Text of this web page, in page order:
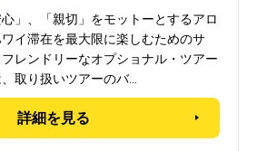
心」、「親切」をモットーとするアロ
イ滞在を最大限に楽しむためのサ
レンドリーなオプショナル・ツアー
取り扱いツアーのバ…
詳細を見る